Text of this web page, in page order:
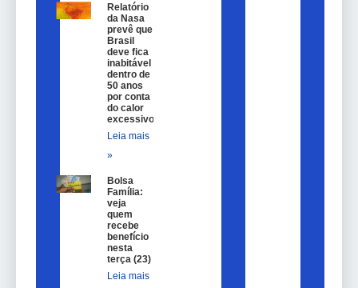
Relatório
da Nasa
prevê que
Brasil
deve fica
inabitável
dentro de
50 anos
por conta
do calor
excessivo
Leia mais
»
Bolsa
Família:
veja
quem
recebe
benefício
nesta
terça (23)
Leia mais